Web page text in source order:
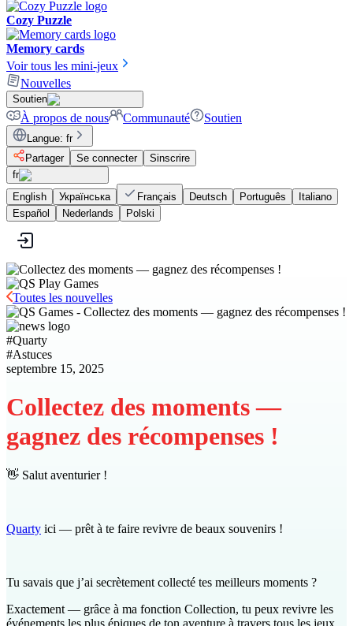
Cozy Puzzle
Memory cards
Voir tous les mini-jeux
Nouvelles
Soutien
À propos de nous Communauté Soutien
Langue: fr
Partager
Se connecter
Sinscrire
fr
English
Українська Français Deutsch Português
Italiano
Español
Nederlands Polski
Toutes les nouvelles
#Quarty
#Astuces
septembre 15, 2025
Collectez des moments —
gagnez des récompenses !
👋 Salut aventurier !
Quarty ici — prêt à te faire revivre de beaux souvenirs !
Tu savais que j’ai secrètement collecté tes meilleurs moments ?
Exactement — grâce à ma fonction Collection, tu peux revivre les
événements les plus épiques de ton aventure à travers tous les jeux